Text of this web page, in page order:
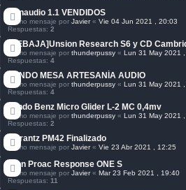
Dynaudio 1.1 VENDIDOS
Último mensaje por Javier« Vie 04 Jun 2021 , 20:03
Respuestas: 2
[REBAJA]Unsion Research S6 y CD
Último mensaje por thunderpussy « Lun 31 May 2021
Respuestas: 4
VENDO MESA ARTESANÍA AUDIO
Último mensaje por thunderpussy « Lun 31 May 2021
Respuestas: 4
Vendo Benz Micro Glider L-2 MC 0,4mv
Último mensaje por thunderpussy « Lun 31 May 2021
Respuestas: 2
Marantz PM42 Finalizado
Último mensaje por Javier« Vie 23 Abr 2021 , 12:25
Clon Proac Response ONE S
Último mensaje por Javier« Mar 23 Feb 2021 , 19:40
Respuestas: 11